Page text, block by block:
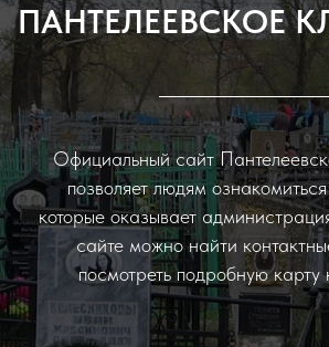
ПАНТЕЛЕЕВСКОЕ
Официальный сайт
позволяет людям
которые оказывает
сайте можно найти
посмотреть подробную карту